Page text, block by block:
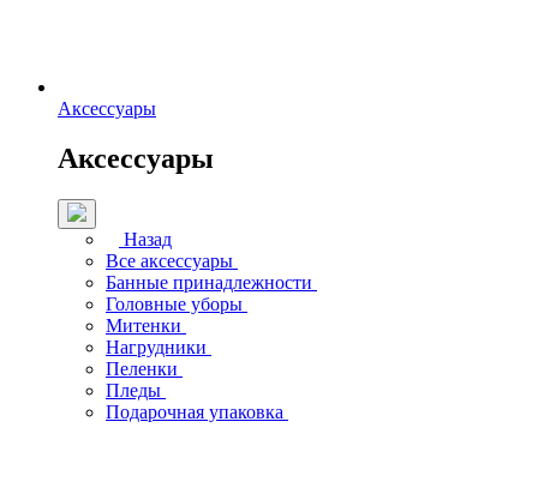
Аксессуары
Аксессуары
Назад
Все аксессуары
Банные принадлежности
Головные уборы
Митенки
Нагрудники
Пеленки
Пледы
Подарочная упаковка